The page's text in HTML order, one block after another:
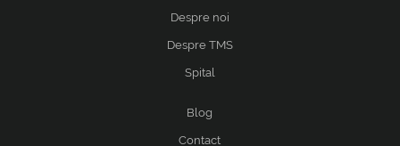
Despre noi
Despre TMS
Spital
Blog
Contact